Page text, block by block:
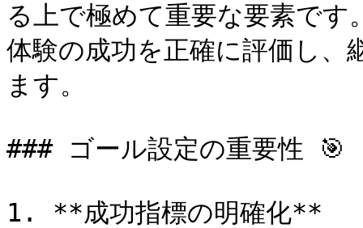
る上で極めて重要な要素で
体験の成功を正確に評価し、
ます。
### ゴール設定の重要性 🎯
1. **成功指標の明確化**